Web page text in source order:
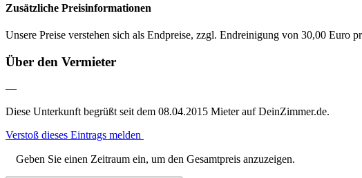
Zusätzliche Preisinformationen
Unsere Preise verstehen sich als Endpreise, zzgl. Endreinigung von 30,00 Euro
Über den Vermieter
—
Diese Unterkunft begrüßt seit dem 08.04.2015 Mieter auf DeinZimmer.de.
Verstoß dieses Eintrags melden
Geben Sie einen Zeitraum ein, um den Gesamtpreis anzuzeigen.